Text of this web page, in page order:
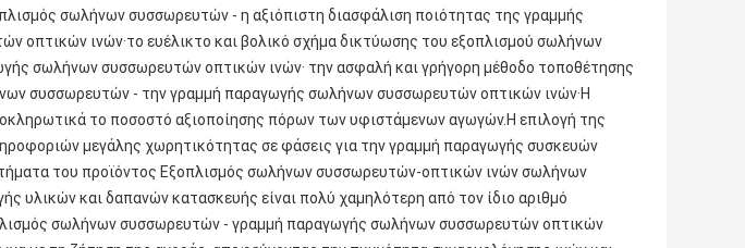
σωλήνων συσσωρευτών - η αξιόπιστη διασφάλιση ποιότητας της γραμμής
οπτικών ινών·το ευέλικτο και βολικό σχήμα δικτύωσης του εξοπλισμού σωλήνων
σωλήνων συσσωρευτών οπτικών ινών· την ασφαλή και γρήγορη μέθοδο τοποθέτησης
συσσωρευτών - την γραμμή παραγωγής σωλήνων συσσωρευτών οπτικών ινών·Η
το ποσοστό αξιοποίησης πόρων των υφιστάμενων αγωγών.Η επιλογή της
μεγάλης χωρητικότητας σε φάσεις για την γραμμή παραγωγής συσκευών
του προϊόντος Εξοπλισμός σωλήνων συσσωρευτών-οπτικών ινών σωλήνων
υλικών και δαπανών κατασκευής είναι πολύ χαμηλότερη από τον ίδιο αριθμό
σωλήνων συσσωρευτών - γραμμή παραγωγής σωλήνων συσσωρευτών οπτικών